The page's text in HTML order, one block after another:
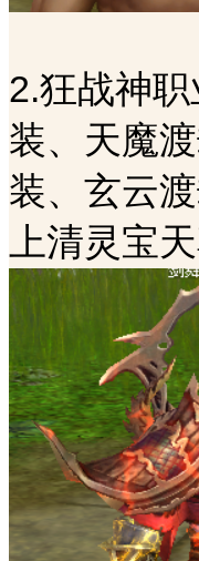
2.狂战神
装、天魔
装、玄云
上清灵宝